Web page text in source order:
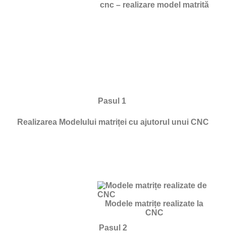
cnc – realizare model matrită
Pasul 1
Realizarea Modelului matriței cu ajutorul unui CNC
Modele matrițe realizate la
CNC
Pasul 2